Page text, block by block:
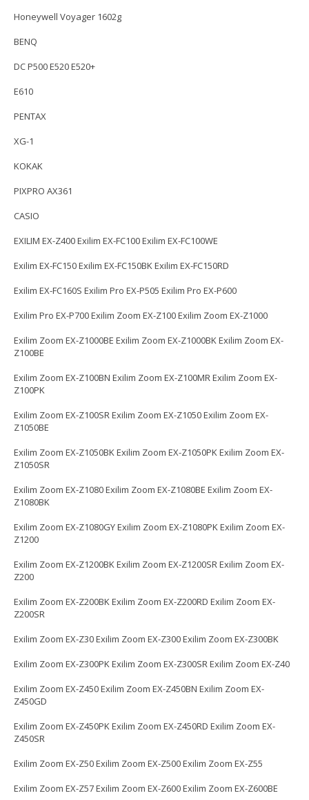
Honeywell Voyager 1602g
BENQ
DC P500 E520 E520+
E610
PENTAX
XG-1
KOKAK
PIXPRO AX361
CASIO
EXILIM EX-Z400 Exilim EX-FC100 Exilim EX-FC100WE
Exilim EX-FC150 Exilim EX-FC150BK Exilim EX-FC150RD
Exilim EX-FC160S Exilim Pro EX-P505 Exilim Pro EX-P600
Exilim Pro EX-P700 Exilim Zoom EX-Z100 Exilim Zoom EX-Z1000
Exilim Zoom EX-Z1000BE Exilim Zoom EX-Z1000BK Exilim Zoom EX-
Z100BE
Exilim Zoom EX-Z100BN Exilim Zoom EX-Z100MR Exilim Zoom EX-
Z100PK
Exilim Zoom EX-Z100SR Exilim Zoom EX-Z1050 Exilim Zoom EX-
Z1050BE
Exilim Zoom EX-Z1050BK Exilim Zoom EX-Z1050PK Exilim Zoom EX-
Z1050SR
Exilim Zoom EX-Z1080 Exilim Zoom EX-Z1080BE Exilim Zoom EX-
Z1080BK
Exilim Zoom EX-Z1080GY Exilim Zoom EX-Z1080PK Exilim Zoom EX-
Z1200
Exilim Zoom EX-Z1200BK Exilim Zoom EX-Z1200SR Exilim Zoom EX-
Z200
Exilim Zoom EX-Z200BK Exilim Zoom EX-Z200RD Exilim Zoom EX-
Z200SR
Exilim Zoom EX-Z30 Exilim Zoom EX-Z300 Exilim Zoom EX-Z300BK
Exilim Zoom EX-Z300PK Exilim Zoom EX-Z300SR Exilim Zoom EX-Z40
Exilim Zoom EX-Z450 Exilim Zoom EX-Z450BN Exilim Zoom EX-
Z450GD
Exilim Zoom EX-Z450PK Exilim Zoom EX-Z450RD Exilim Zoom EX-
Z450SR
Exilim Zoom EX-Z50 Exilim Zoom EX-Z500 Exilim Zoom EX-Z55
Exilim Zoom EX-Z57 Exilim Zoom EX-Z600 Exilim Zoom EX-Z600BE